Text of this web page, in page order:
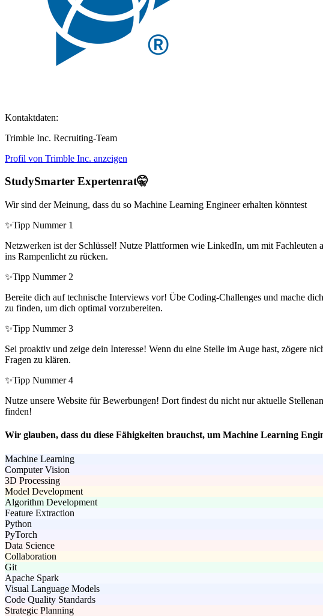
Kontaktdaten:
Trimble Inc. Recruiting-Team
Profil von Trimble Inc. anzeigen
StudySmarter Expertenrat🤫
Wir sind der Meinung, dass du so Machine Learning Engineer erhalten könntest
✨Tipp Nummer 1
Netzwerken ist der Schlüssel! Nutze Plattformen wie LinkedIn, um mit Fachleuten
ins Rampenlicht zu rücken.
✨Tipp Nummer 2
Bereite dich auf technische Interviews vor! Übe Coding-Challenges und mache
zu finden, um dich optimal vorzubereiten.
✨Tipp Nummer 3
Sei proaktiv und zeige dein Interesse! Wenn du eine Stelle im Auge hast, zögere
Fragen zu klären.
✨Tipp Nummer 4
Nutze unsere Website für Bewerbungen! Dort findest du nicht nur aktuelle
finden!
Wir glauben, dass du diese Fähigkeiten brauchst, um Machine Learning
Machine Learning
Computer Vision
3D Processing
Model Development
Algorithm Development
Feature Extraction
Python
PyTorch
Data Science
Collaboration
Git
Apache Spark
Visual Language Models
Code Quality Standards
Strategic Planning